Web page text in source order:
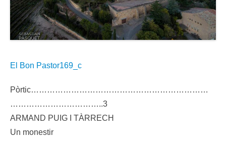
El Bon Pastor169_c
Pòrtic…………………………………………………………
……………………………..3
ARMAND PUIG I TÀRRECH
Un monestir